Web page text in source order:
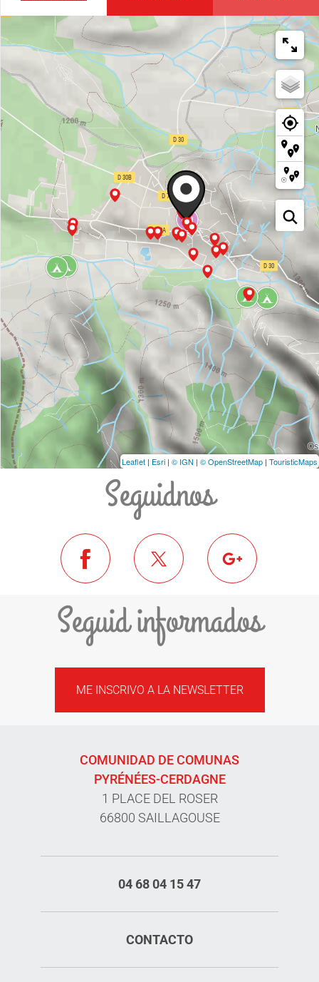
Leaflet | Esri | © IGN | © OpenStreetMap | TouristicMaps
Seguidnos
Seguid informados
ME INSCRIVO A LA NEWSLETTER
COMUNIDAD DE COMUNAS
PYRÉNÉES-CERDAGNE
1 PLACE DEL ROSER
66800 SAILLAGOUSE
04 68 04 15 47
CONTACTO